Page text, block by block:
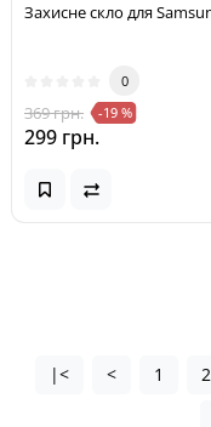
Захисне скло для
0
369 грн. -19 %
299 грн.
|< < 1 2